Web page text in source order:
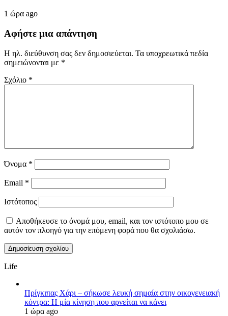
1 ώρα ago
Αφήστε μια απάντηση
Η ηλ. διεύθυνση σας δεν δημοσιεύεται. Τα υποχρεωτικά πεδία
σημειώνονται με *
Σχόλιο *
Όνομα *
Email *
Ιστότοπος
Αποθήκευσε το όνομά μου, email, και τον ιστότοπο μου σε
αυτόν τον πλοηγό για την επόμενη φορά που θα σχολιάσω.
Life
Πρίγκιπας Χάρι – σήκωσε λευκή σημαία στην οικογενειακή
κόντρα: Η μία κίνηση που αρνείται να κάνει
1 ώρα ago